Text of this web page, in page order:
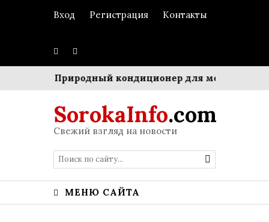
Вход Регистрация Контакты
Природный кондиционер для мегаполиса:
SorokaInfo.com
Свежий взгляд на новости
МЕНЮ САЙТА